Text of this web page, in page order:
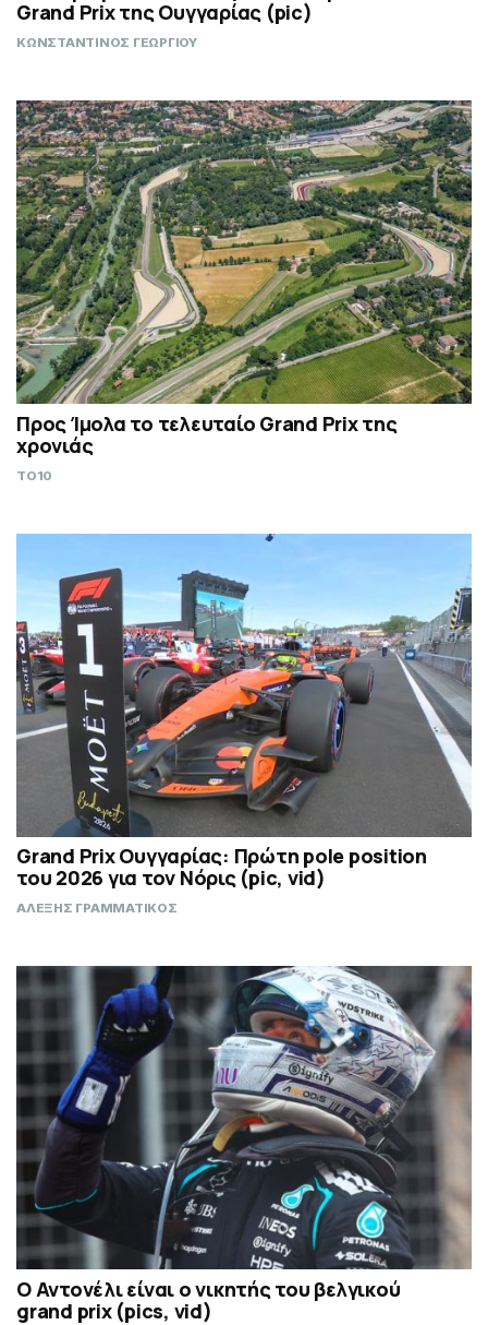
Grand Prix της Ουγγαρίας (pic)
ΚΩΝΣΤΑΝΤΙΝΟΣ ΓΕΩΡΓΙΟΥ
Προς Ίμολα το τελευταίο Grand Prix της
χρονιάς
TO10
Grand Prix Ουγγαρίας: Πρώτη pole position
του 2026 για τον Νόρις (pic, vid)
ΑΛΕΞΗΣ ΓΡΑΜΜΑΤΙΚΟΣ
Ο Αντονέλι είναι ο νικητής του βελγικού
grand prix (pics, vid)